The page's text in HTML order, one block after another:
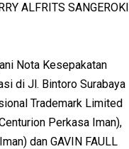
ALFRITS SANGEROKI
Nota Kesepakatan
di Jl. Bintoro Surabaya
Trademark Limited
Perkasa Iman),
dan GAVIN FAULL